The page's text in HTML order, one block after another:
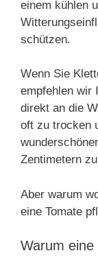
einem kühlen
schützen.
Wenn Sie
empfehlen wir
direkt an die
oft zu trocken
Zentimetern
Aber warum
eine Tomate
Warum